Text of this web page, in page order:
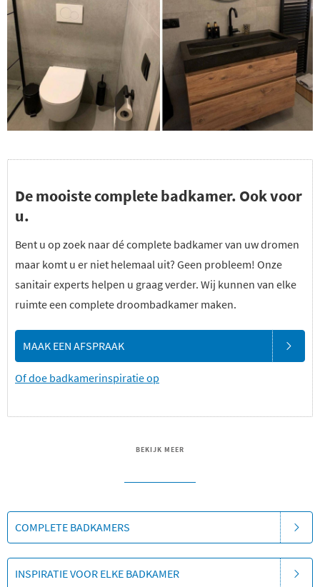
De mooiste complete badkamer. Ook voor
u.
Bent u op zoek naar dé complete badkamer van uw dromen
maar komt u er niet helemaal uit? Geen probleem! Onze
sanitair experts helpen u graag verder. Wij kunnen van elke
ruimte een complete droombadkamer maken.
MAAK EEN AFSPRAAK
Of doe badkamerinspiratie op
BEKIJK MEER
COMPLETE BADKAMERS
INSPIRATIE VOOR ELKE BADKAMER